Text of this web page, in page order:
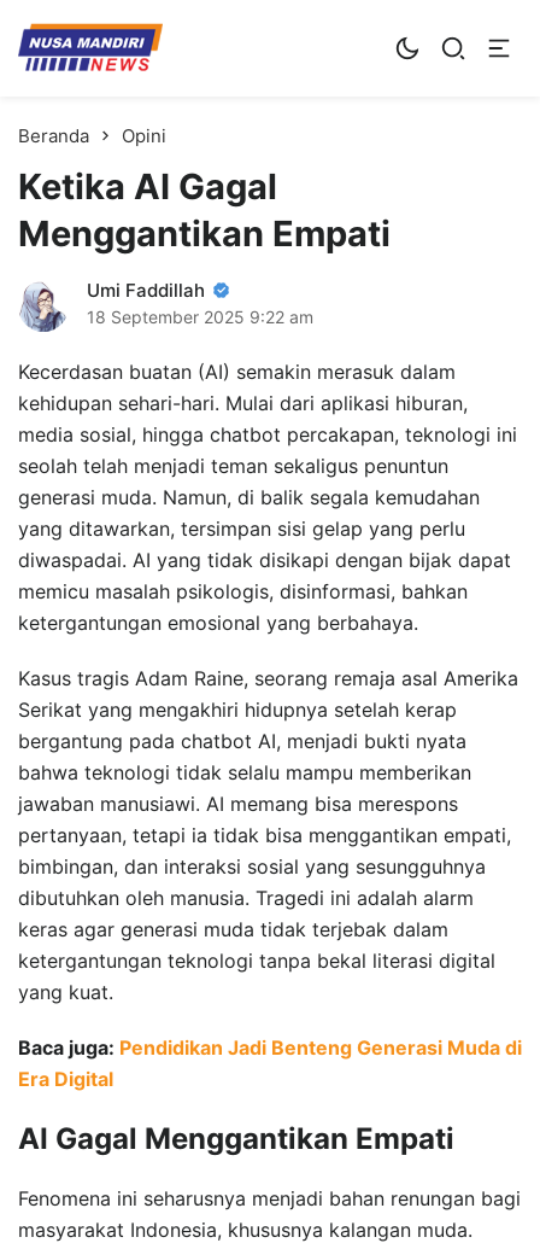
Kampus Digital Bisnis
Universitas Nusa Mandiri
Beranda Opini
Ketika AI Gagal
Menggantikan Empati
Umi Faddillah
18 September 2025 9:22 am
Kecerdasan buatan (AI) semakin merasuk dalam
kehidupan sehari-hari. Mulai dari aplikasi hiburan,
media sosial, hingga chatbot percakapan, teknologi ini
seolah telah menjadi teman sekaligus penuntun
generasi muda. Namun, di balik segala kemudahan
yang ditawarkan, tersimpan sisi gelap yang perlu
diwaspadai. AI yang tidak disikapi dengan bijak dapat
memicu masalah psikologis, disinformasi, bahkan
ketergantungan emosional yang berbahaya.
Kasus tragis Adam Raine, seorang remaja asal Amerika
Serikat yang mengakhiri hidupnya setelah kerap
bergantung pada chatbot AI, menjadi bukti nyata
bahwa teknologi tidak selalu mampu memberikan
jawaban manusiawi. AI memang bisa merespons
pertanyaan, tetapi ia tidak bisa menggantikan empati,
bimbingan, dan interaksi sosial yang sesungguhnya
dibutuhkan oleh manusia. Tragedi ini adalah alarm
keras agar generasi muda tidak terjebak dalam
ketergantungan teknologi tanpa bekal literasi digital
yang kuat.
Baca juga: Pendidikan Jadi Benteng Generasi Muda di
Era Digital
AI Gagal Menggantikan Empati
Fenomena ini seharusnya menjadi bahan renungan bagi
masyarakat Indonesia, khususnya kalangan muda.